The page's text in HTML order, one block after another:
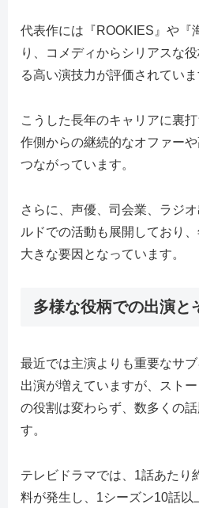
代表作には『ROOKIES』や『
り、コメディからシリアスな
る高い演技力が評価されていま
こうした長年のキャリアに裏
作側からの継続的なオファー
つながっています。
さらに、声優、司会業、ラジ
ルドでの活動も展開しており
大きな要因となっています。
多様な役柄での出演と
最近では主演よりも重要なサ
出演が増えていますが、スト
の役割は変わらず、数多くの
す。
テレビドラマでは、1話あたり
料が発生し、1シーズン10話以